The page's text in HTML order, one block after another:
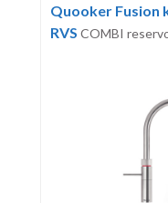
Quooker Fusion
RVS COMBI